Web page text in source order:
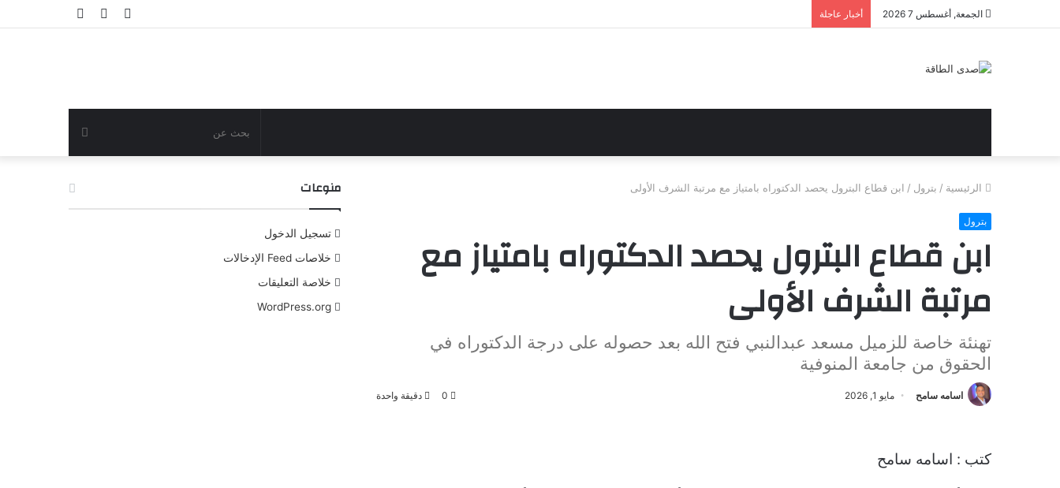
الجمعة, أغسطس 7 2026 أخبار عاجلة
مقال تسجيل
الرئيسية / بترول / ابن قطاع البترول يحصد الدكتوراه بامتياز مع مرتبة الشرف الأولى
بترول
ابن قطاع البترول يحصد الدكتوراه بامتياز مع
مرتبة الشرف الأولى
تهنئة خاصة للزميل مسعد عبدالنبي فتح الله بعد حصوله على درجة الدكتوراه في
الحقوق من جامعة المنوفية
اسامه سامح مايو 1, 2026 0 دقيقة واحدة
كتب : اسامه سامح
منوعات
تسجيل الدخول
خلاصات Feed الإدخالات
خلاصة التعليقات
WordPress.org